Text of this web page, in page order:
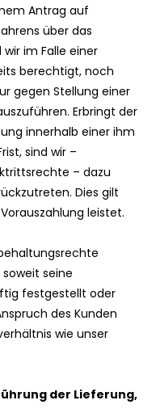
Antrag auf
über das
im Falle einer
berechtigt, noch
gegen Stellung einer
Erbringt der
innerhalb einer ihm
sind wir –
– dazu
Dies gilt
leistet.
seine
festgestellt oder
des Kunden
wie unser
der Lieferung,